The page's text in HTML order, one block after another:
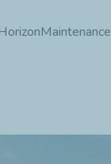
Maintenance